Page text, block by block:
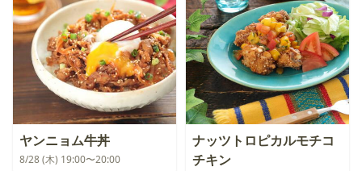
ヤンニョム牛丼
8/28 (木) 19:00〜20:00
ナッツトロピカルモチコ
チキン